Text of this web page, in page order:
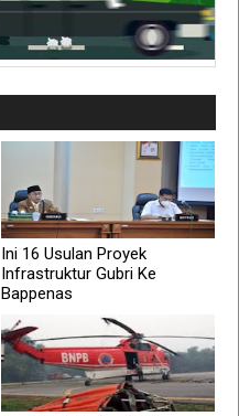
Ini 16 Usulan Proyek
Infrastruktur Gubri Ke
Bappenas